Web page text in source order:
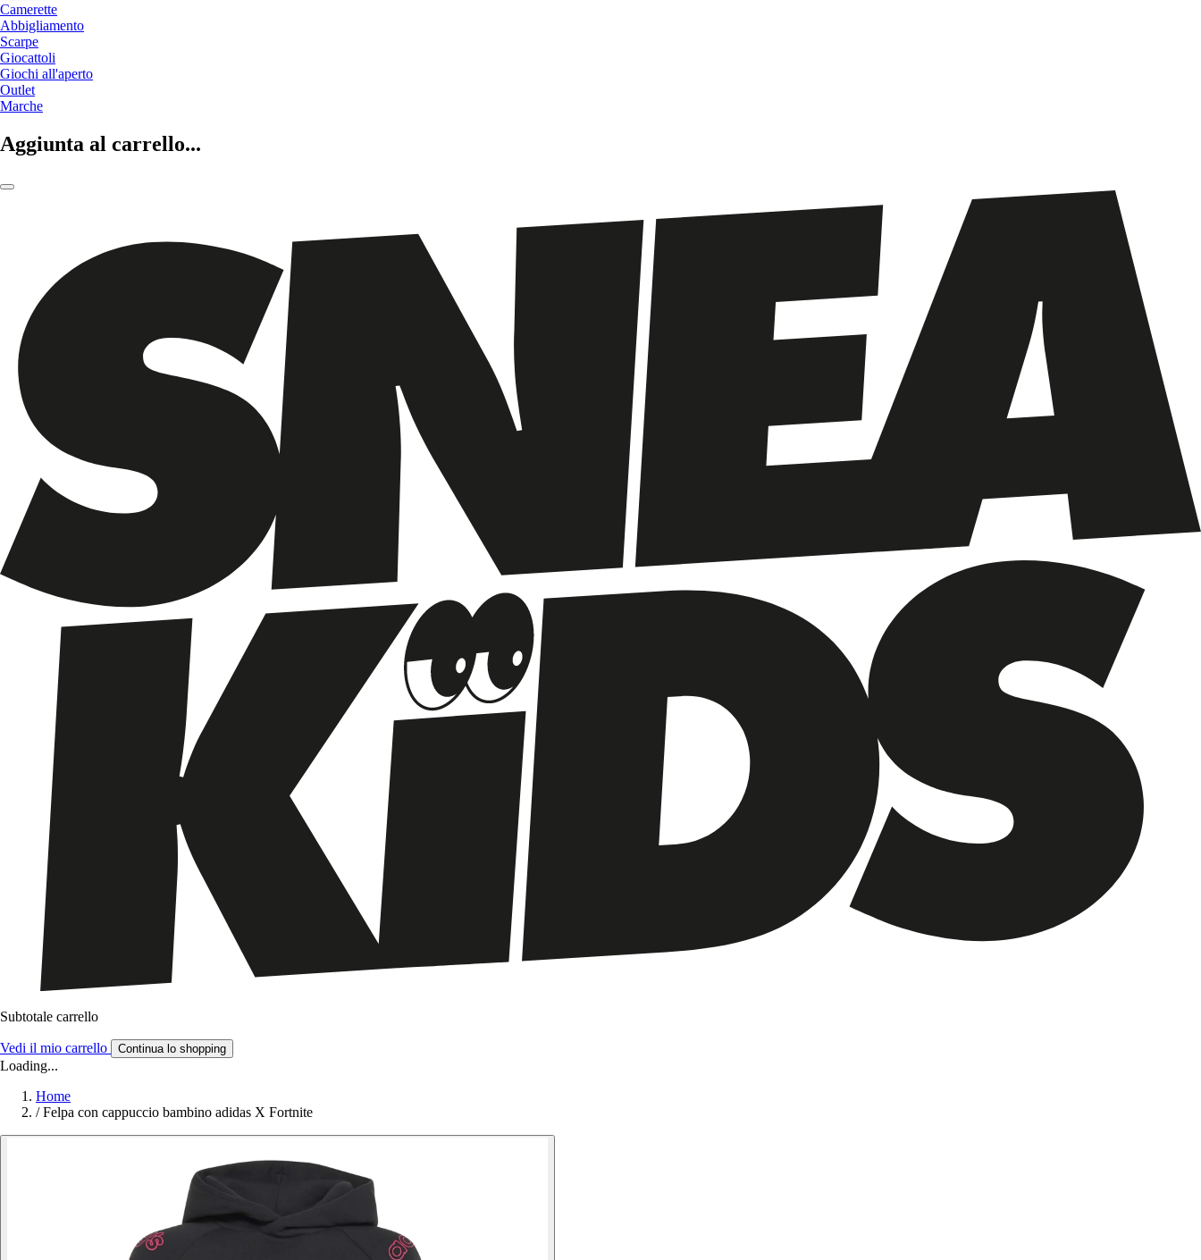
Camerette
Abbigliamento
Scarpe
Giocattoli
Giochi all'aperto
Outlet
Marche
Aggiunta al carrello...
Subtotale carrello
Vedi il mio carrello Continua lo shopping
Loading...
Home
/ Felpa con cappuccio bambino adidas X Fortnite